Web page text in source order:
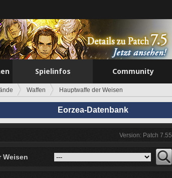
Spielinfos Community
Waffen Hauptwaffe der Weisen
Eorzea-Datenbank
Version: Patch 7.55
Weisen